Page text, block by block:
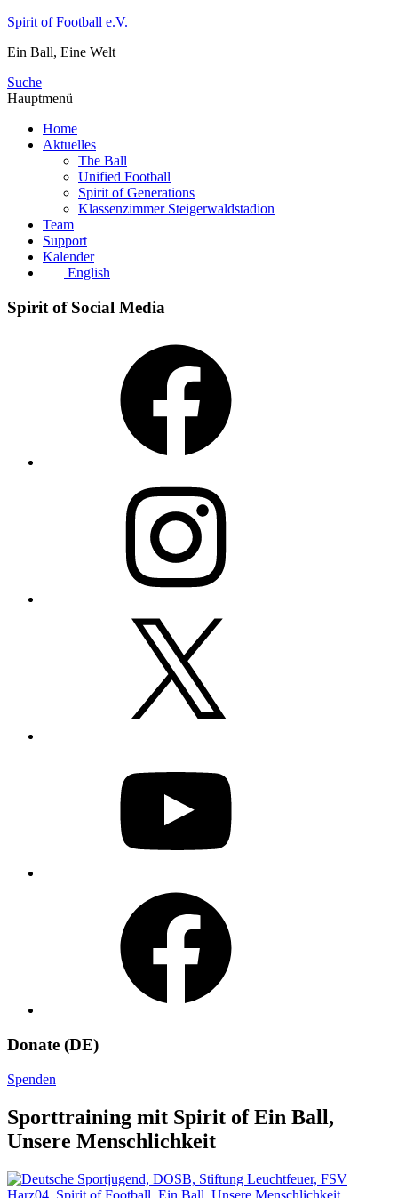
Zum
springen
Spirit of Football e.V.
Ein Ball, Eine Welt
Suche
Hauptmenü
Home
Aktuelles
The Ball
Unified Football
Spirit of Generations
Klassenzimmer Steigerwaldstadion
Team
Support
Kalender
English
Spirit of Social Media
Donate (DE)
Spenden
Sporttraining mit Spirit of Ein Ball,
Unsere Menschlichkeit